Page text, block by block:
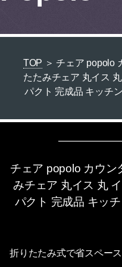
TOP ＞ チェア popolo
たたみチェア 丸イス
パクト 完成品 キッチ
チェア popolo カウン
みチェア 丸イス 丸
パクト 完成品 キッ
折りたたみ式で省スペー